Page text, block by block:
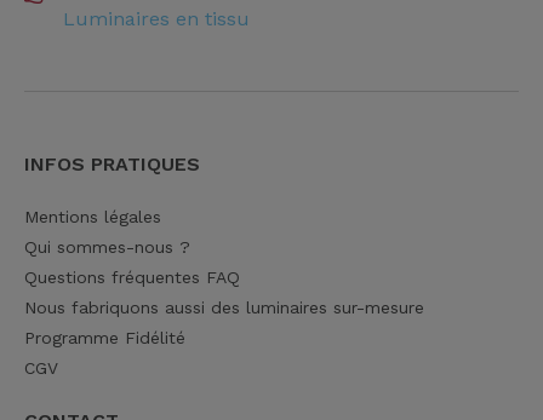
Luminaires en tissu
INFOS PRATIQUES
Mentions légales
Qui sommes-nous ?
Questions fréquentes FAQ
Nous fabriquons aussi des luminaires sur-mesure
Programme Fidélité
CGV